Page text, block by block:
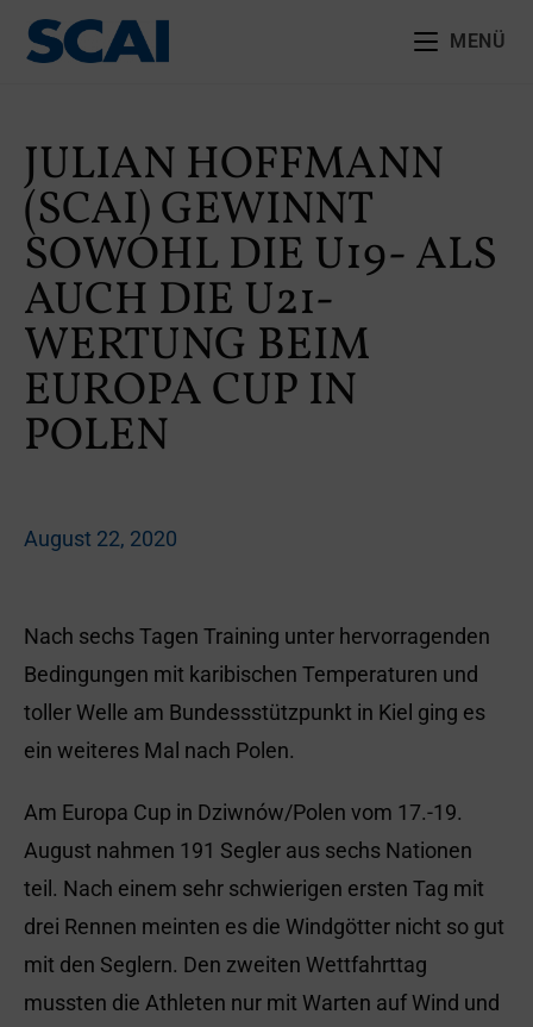
MENÜ
JULIAN HOFFMANN
(SCAI) GEWINNT
SOWOHL DIE U19- ALS
AUCH DIE U21-
WERTUNG BEIM
EUROPA CUP IN
POLEN
August 22, 2020
Nach sechs Tagen Training unter hervorragenden
Bedingungen mit karibischen Temperaturen und
toller Welle am Bundessstützpunkt in Kiel ging es
ein weiteres Mal nach Polen.
Am Europa Cup in Dziwnów/Polen vom 17.-19.
August nahmen 191 Segler aus sechs Nationen
teil. Nach einem sehr schwierigen ersten Tag mit
drei Rennen meinten es die Windgötter nicht so gut
mit den Seglern. Den zweiten Wettfahrttag
mussten die Athleten nur mit Warten auf Wind und